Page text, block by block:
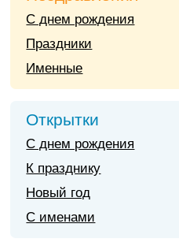
С днем рождения
Праздники
Именные
Открытки
С днем рождения
К празднику
Новый год
С именами